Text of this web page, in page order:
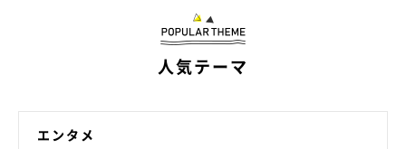
人気テーマ
エンタメ